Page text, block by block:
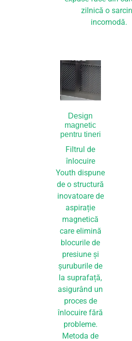
zilnică o
incomodă.
Design
magnetic
pentru tineri
Filtrul de
înlocuire
Youth dispune
de o structură
inovatoare de
aspirație
magnetică
care elimină
blocurile de
presiune și
șuruburile de
la suprafață,
asigurând un
proces de
înlocuire fără
probleme.
Metoda de